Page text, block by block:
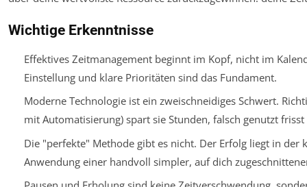
Wichtige Erkenntnisse
Effektives Zeitmanagement beginnt im Kopf, nicht im
Einstellung und klare Prioritäten sind das Fundament.
Moderne Technologie ist ein zweischneidiges Schwert.
mit Automatisierung) spart sie Stunden, falsch genutzt frisst
Die "perfekte" Methode gibt es nicht. Der Erfolg liegt in der
Anwendung einer handvoll simpler, auf dich